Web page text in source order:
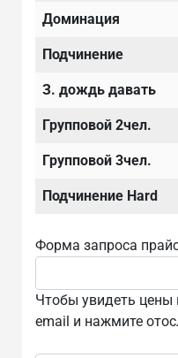
Доминация
Подчинение
З. дождь давать
Групповой 2чел.
Групповой 3чел.
Подчинение Hard
Форма запроса
Чтобы увидеть цены
email и нажмите